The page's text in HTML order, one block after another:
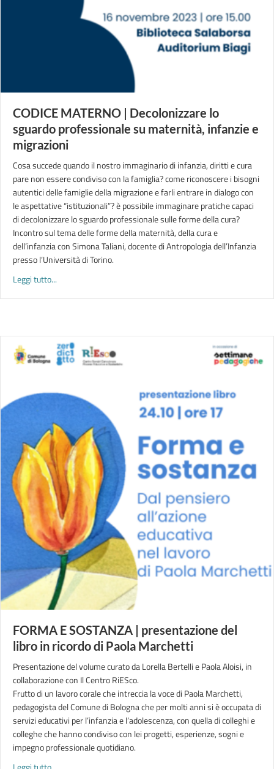
CODICE MATERNO | Decolonizzare lo
sguardo professionale su maternità, infanzie e
migrazioni
Cosa succede quando il nostro immaginario di infanzia, diritti e cura
pare non essere condiviso con la famiglia? come riconoscere i bisogni
autentici delle famiglie della migrazione e farli entrare in dialogo con
le aspettative “istituzionali”? è possibile immaginare pratiche capaci
di decolonizzare lo sguardo professionale sulle forme della cura?
Incontro sul tema delle forme della maternità, della cura e
dell’infanzia con Simona Taliani, docente di Antropologia dell’Infanzia
presso l’Università di Torino.
Leggi tutto...
FORMA E SOSTANZA | presentazione del
libro in ricordo di Paola Marchetti
Presentazione del volume curato da Lorella Bertelli e Paola Aloisi, in
collaborazione con Il Centro RiESco.
Frutto di un lavoro corale che intreccia la voce di Paola Marchetti,
pedagogista del Comune di Bologna che per molti anni si è occupata di
servizi educativi per l’infanzia e l’adolescenza, con quella di colleghi e
colleghe che hanno condiviso con lei progetti, esperienze, sogni e
impegno professionale quotidiano.